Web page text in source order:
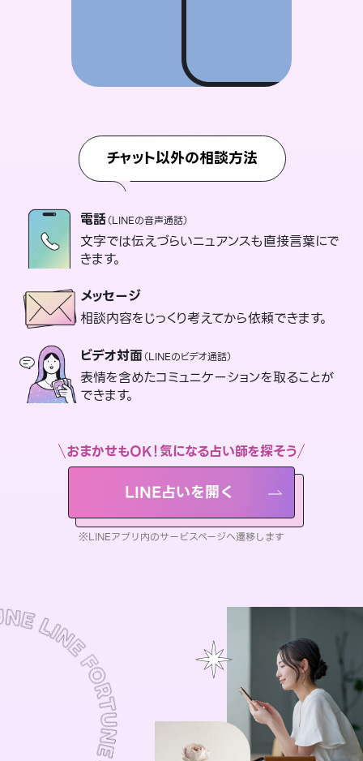
チャット以外の相談方法
電話（LINEの音声通話）
文字では伝えづらいニュアンスも直接言葉にで
きます。
メッセージ
相談内容をじっくり考えてから依頼できます。
ビデオ対面（LINEのビデオ通話）
表情を含めたコミュニケーションを取ることが
できます。
おまかせもOK！気になる占い師を探そう
LINE占いを開く
※LINEアプリ内のサービスページへ遷移します